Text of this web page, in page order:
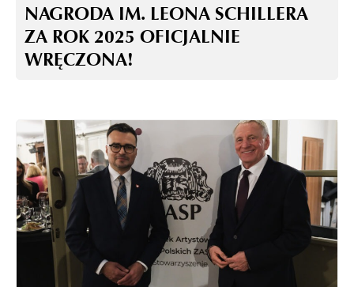
NAGRODA IM. LEONA SCHILLERA
ZA ROK 2025 OFICJALNIE
WRĘCZONA!